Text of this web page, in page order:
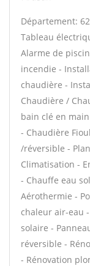
Département: 62
Tableau
Alarme de
incendie -
chaudière -
Chaudière /
bain clé en
- Chaudière
/réversible -
Climatisation -
- Chauffe eau
Aérothermie -
chaleur air-eau
solaire -
réversible -
- Rénovation